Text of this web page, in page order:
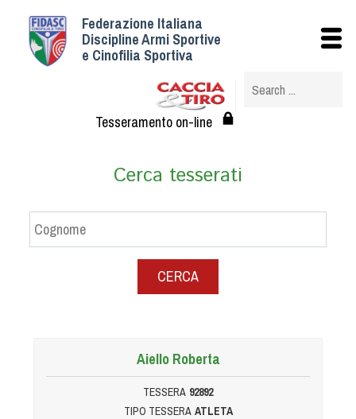
Federazione Italiana
Discipline Armi Sportive
e Cinofilia Sportiva
Tesseramento on-line
Cerca tesserati
CERCA
Aiello Roberta
TESSERA 92892
TIPO TESSERA ATLETA
Istituzionale
Struttura
Albo Veterinari federali
Tesseramento e Affiliazioni
Circolari
Assicurazione
Convenzioni
Albo Fornitori
Referenti e gruppi di lavoro regionali
Scuole Federali